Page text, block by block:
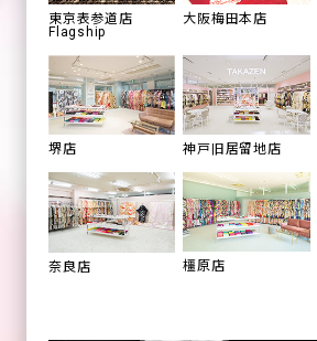
東京表参道店
Flagship
大阪梅田本店
堺店 神戸旧居留地店
奈良店 橿原店